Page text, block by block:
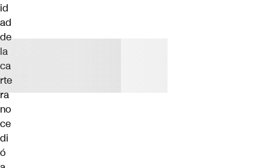
id
ad
de
la
ca
rte
ra
no
ce
di
ó